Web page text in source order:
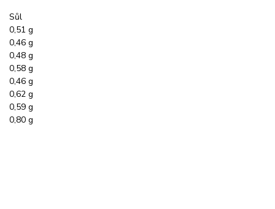
Sůl
0,51 g
0,46 g
0,48 g
0,58 g
0,46 g
0,62 g
0,59 g
0,80 g